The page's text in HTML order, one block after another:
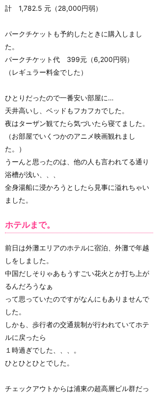
計 1,782.5 元（28,000円弱）
パークチケットも予約したときに購入しまし
た。
パークチケット代 399元（6,200円弱）
（レギュラー料金でした）
ひとりだったので一番安い部屋に…
天井高いし、ベッドもフカフカでした。
夜はターザン観てたら気づいたら寝てました。
（お部屋でいくつかのアニメ映画観れまし
た。）
うーんと思ったのは、他の人も言われてる通り
浴槽が浅い、、、
全身湯船に浸かろうとしたら見事に溢れちゃい
ました。
ホテルまで。
前日は外灘エリアのホテルに宿泊、外灘で年越
しをしました。
中国だしそりゃあもうすごい花火とか打ち上が
るんだろうなぁ
って思っていたのですがなんにもありませんで
した。
しかも、歩行者の交通規制が行われていてホテ
ルに戻ったら
１時過ぎでした、、、。
ひとひとひとでした。
チェックアウトからは浦東の超高層ビル群だっ